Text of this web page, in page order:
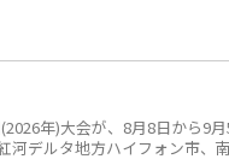
年)大会が、8月8日から9
河デルタ地方ハイフォン市、